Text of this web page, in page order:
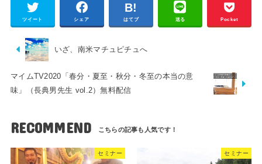
ツイート シェア はてブ 送る Pocket
いざ、南米マチュピチュへ
マイムTV2020「春分・夏至・秋分・冬至の本当の意
味」（長典男先生 vol.2）無料配信
RECOMMEND
セミナー セミナー